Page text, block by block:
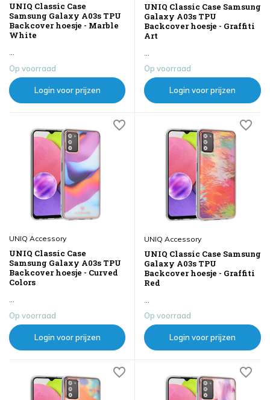
UNIQ Classic Case
Samsung Galaxy A03s TPU
Backcover hoesje - Marble
White
...
Op voorraad
Login voor prijzen
UNIQ Classic Case Samsung
Galaxy A03s TPU
Backcover hoesje - Graffiti
Art
...
Op voorraad
Login voor prijzen
UNIQ Accessory
UNIQ Classic Case
Samsung Galaxy A03s TPU
Backcover hoesje - Curved
Colors
Op voorraad
Login voor prijzen
UNIQ Accessory
UNIQ Classic Case Samsung
Galaxy A03s TPU
Backcover hoesje - Graffiti
Red
Op voorraad
Login voor prijzen